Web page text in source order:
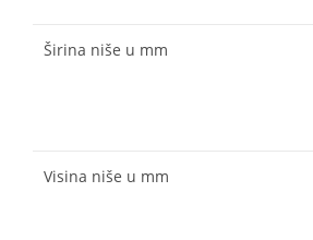
Širina niše u mm
Visina niše u mm